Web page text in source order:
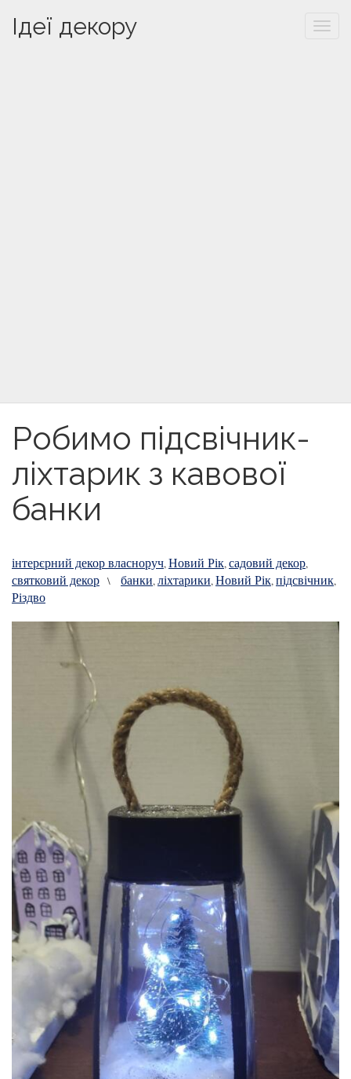
Ідеї декору
Робимо підсвічник-
ліхтарик з кавової
банки
інтерєрний декор власноруч,Новий Рік,садовий декор,
святковий декор \ банки,ліхтарики,Новий Рік,підсвічник,
Різдво